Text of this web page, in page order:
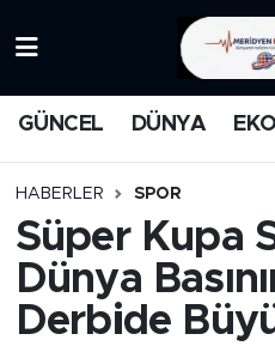
GÜNCEL DÜNYA
HABERLER SPOR
Süper Kupa
Dünya
Derbide
MEDYA
FİNANS
Trafik Durumu
Süper Lig Puan